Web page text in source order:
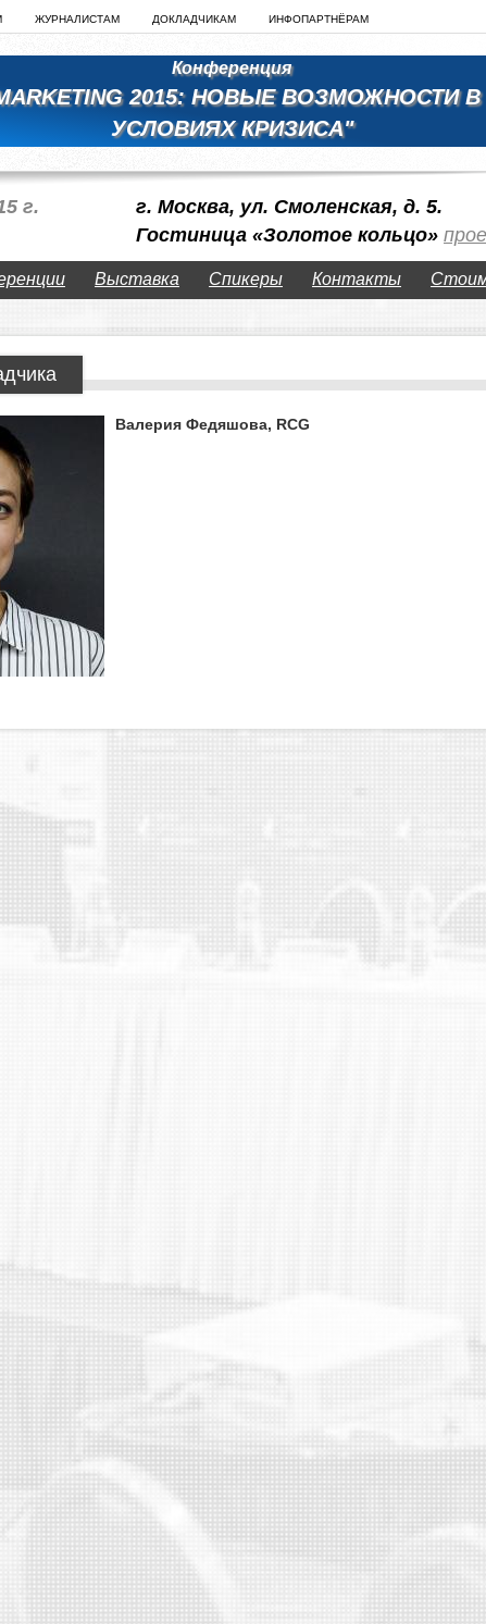
ЖУРНАЛИСТАМ ДОКЛАДЧИКАМ ИНФОПАРТНЁРАМ
Конференция
2015: НОВЫЕ ВОЗМОЖНОСТИ В
УСЛОВИЯХ КРИЗИСА"
г.
г. Москва, ул. Смоленская, д. 5.
Гостиница «Золотое кольцо»
Выставка Спикеры Контакты
Валерия Федяшова, RCG